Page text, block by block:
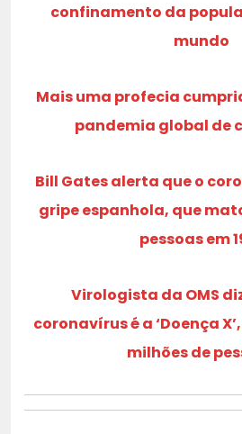
confinamento da
mundo
Mais uma profecia
pandemia global de
Bill Gates alerta que o
gripe espanhola, que
pessoas em
Virologista da OMS
coronavírus é a ‘Doença
milhões de